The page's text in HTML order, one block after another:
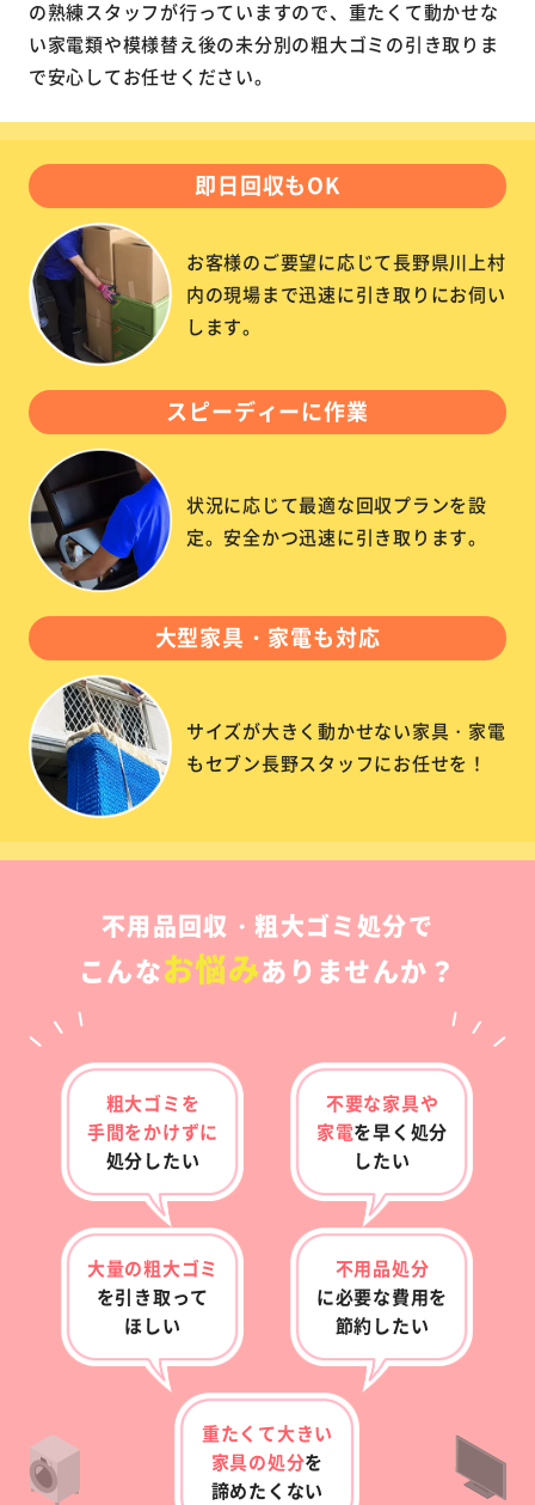
の熟練スタッフが行っていますので、重たくて動かせな
い家電類や模様替え後の未分別の粗大ゴミの引き取りま
で安心してお任せください。
即日回収もOK
お客様のご要望に応じて長野県川上村
内の現場まで迅速に引き取りにお伺い
します。
スピーディーに作業
状況に応じて最適な回収プランを設
定。安全かつ迅速に引き取ります。
大型家具・家電も対応
サイズが大きく動かせない家具・家電
もセブン長野スタッフにお任せを！
不用品回収・粗大ゴミ処分で
こんなお悩みありませんか？
粗大ゴミを
手間をかけずに
処分したい
不要な家具や
家電を早く 処分
したい
大量の粗大ゴミ
を引き取って
ほしい
不用品処分
に必要な費用を
節約したい
重たくて大きい
家具の処分を
諦めたくない